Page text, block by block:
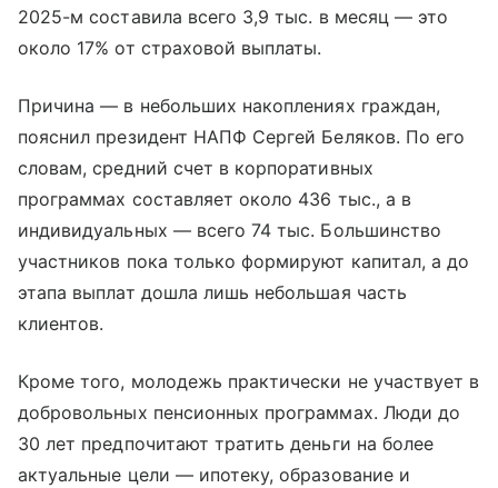
2025-м составила всего 3,9 тыс. в месяц — это
около 17% от страховой выплаты.
Причина — в небольших накоплениях граждан,
пояснил президент НАПФ Сергей Беляков. По его
словам, средний счет в корпоративных
программах составляет около 436 тыс., а в
индивидуальных — всего 74 тыс. Большинство
участников пока только формируют капитал, а до
этапа выплат дошла лишь небольшая часть
клиентов.
Кроме того, молодежь практически не участвует в
добровольных пенсионных программах. Люди до
30 лет предпочитают тратить деньги на более
актуальные цели — ипотеку, образование и